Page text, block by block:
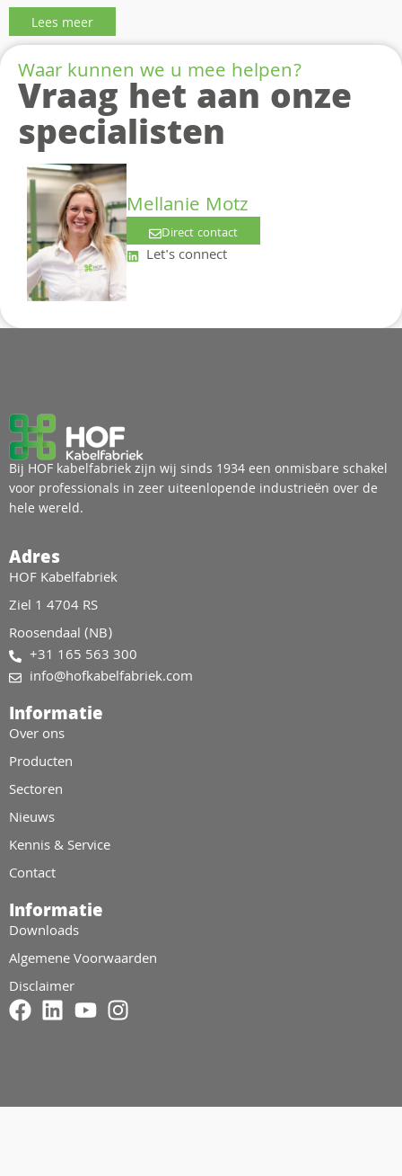
Lees meer
Waar kunnen we u mee helpen?
Vraag het aan onze
specialisten
Mellanie Motz
Direct contact
Let's connect
Bij HOF kabelfabriek zijn wij sinds 1934 een onmisbare schakel
voor professionals in zeer uiteenlopende industrieën over de
hele wereld.
Informatie
Downloads
Algemene Voorwaarden
Disclaimer
Adres
HOF Kabelfabriek
Ziel 1 4704 RS
Roosendaal (NB)
+31 165 563 300
info@hofkabelfabriek.com
Informatie
Over ons
Producten
Sectoren
Nieuws
Kennis & Service
Contact